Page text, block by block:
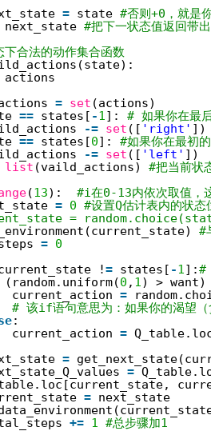
= state #否则+0，就是
next_state #把下一状态值返回带出
下合法的动作集合函数
actions
= set (actions)
== states[ -1]: # 如果你在最
-= set ([ 'right'
== states[0]: #如果你在最初
-= set ([ 'left' ])
list (vaild_actions) #把当前状
(13): #i在0-13内依次取值，
= 0 #设置Q估计表内的状态
=
#
= 0
!= states[ -1]:#
(random.uniform(0 , 1) > want)
current_action =
# 该if语句意思为：如果你的渴望（
:
current_action =
=
=
= next_state
+= 1 #总步骤加1